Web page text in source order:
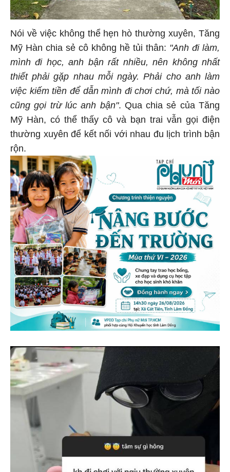
Nói về việc không thể hẹn hò thường xuyên, Tăng
Mỹ Hàn chia sẻ cô không hề tủi thân: "Anh đi làm,
mình đi học, anh bận rất nhiều, nên không nhất
thiết phải gặp nhau mỗi ngày. Phải cho anh làm
việc kiếm tiền để dẫn mình đi chơi chứ, mà tối nào
cũng gọi trừ lúc anh bận". Qua chia sẻ của Tăng
Mỹ Hàn, có thể thấy cô và bạn trai vẫn gọi điện
thường xuyên để kết nối với nhau đu lịch trình bận
rộn.